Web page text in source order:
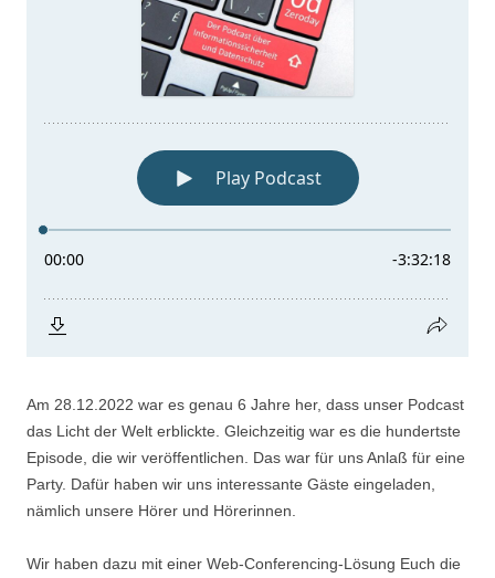
Am 28.12.2022 war es genau 6 Jahre her, dass unser Podcast
das Licht der Welt erblickte. Gleichzeitig war es die hundertste
Episode, die wir veröffentlichen. Das war für uns Anlaß für eine
Party. Dafür haben wir uns interessante Gäste eingeladen,
nämlich unsere Hörer und Hörerinnen.
Wir haben dazu mit einer Web-Conferencing-Lösung Euch die